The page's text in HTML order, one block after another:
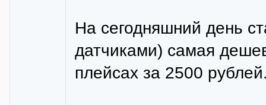
На сегодняшний день
датчиками) самая
плейсах за 2500